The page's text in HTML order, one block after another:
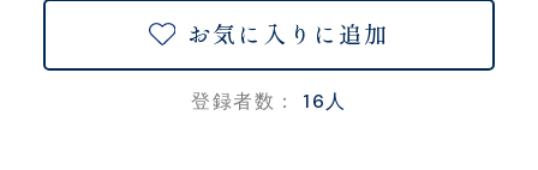
お気に入りに追加
登録者数： 16人